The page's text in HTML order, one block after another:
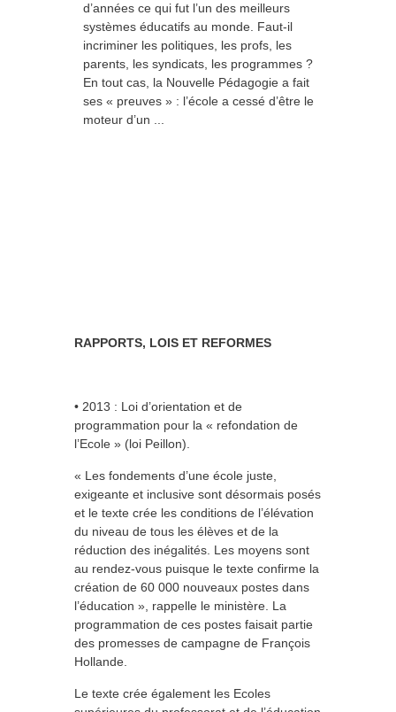
d’années ce qui fut l’un des meilleurs
systèmes éducatifs au monde. Faut-il
incriminer les politiques, les profs, les
parents, les syndicats, les programmes ?
En tout cas, la Nouvelle Pédagogie a fait
ses « preuves » : l’école a cessé d’être le
moteur d’un ...
RAPPORTS, LOIS ET REFORMES
• 2013 : Loi d’orientation et de
programmation pour la « refondation de
l’Ecole » (loi Peillon).
« Les fondements d’une école juste,
exigeante et inclusive sont désormais posés
et le texte crée les conditions de l’élévation
du niveau de tous les élèves et de la
réduction des inégalités. Les moyens sont
au rendez-vous puisque le texte confirme la
création de 60 000 nouveaux postes dans
l’éducation », rappelle le ministère. La
programmation de ces postes faisait partie
des promesses de campagne de François
Hollande.
Le texte crée également les Ecoles